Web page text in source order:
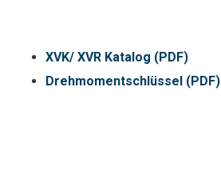
XVK/ XVR Katalog (PDF)
Drehmomentschlüssel (PDF)